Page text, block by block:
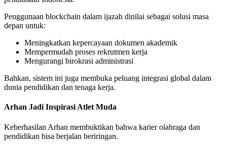
Penggunaan blockchain dalam ijazah dinilai sebagai solusi masa
depan untuk:
Meningkatkan kepercayaan dokumen akademik
Mempermudah proses rekrutmen kerja
Mengurangi birokrasi administrasi
Bahkan, sistem ini juga membuka peluang integrasi global dalam
dunia pendidikan dan tenaga kerja.
Arhan Jadi Inspirasi Atlet Muda
Keberhasilan Arhan membuktikan bahwa karier olahraga dan
pendidikan bisa berjalan beriringan.